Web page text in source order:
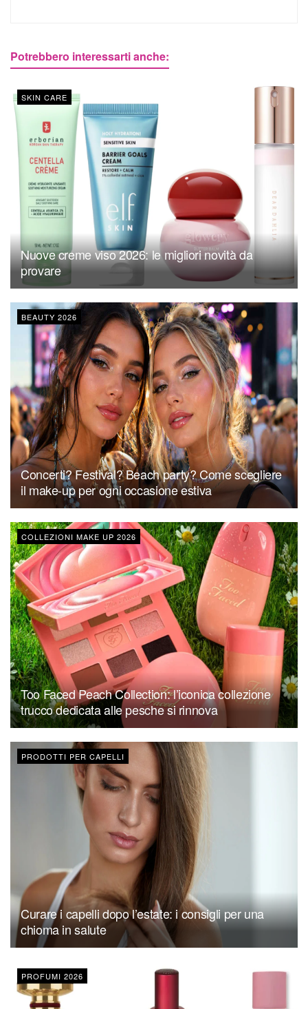
Potrebbero interessarti anche:
SKIN CARE
Nuove creme viso 2026: le migliori novità da
provare
BEAUTY 2026
Concerti? Festival? Beach party? Come scegliere
il make-up per ogni occasione estiva
COLLEZIONI MAKE UP 2026
Too Faced Peach Collection: l’iconica collezione
trucco dedicata alle pesche si rinnova
PRODOTTI PER CAPELLI
Curare i capelli dopo l’estate: i consigli per una
chioma in salute
PROFUMI 2026